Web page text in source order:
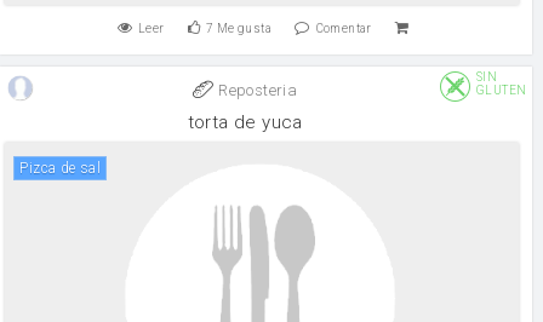
Leer 7 Me gusta Comentar
Reposteria
SIN
GLUTEN
torta de yuca
pizca de sal